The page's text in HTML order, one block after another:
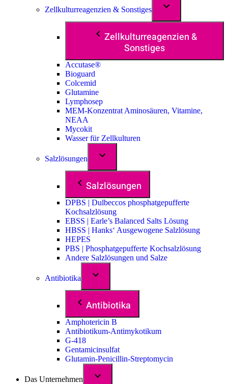
Zellkulturreagenzien & Sonstiges
Zellkulturreagenzien &
Sonstiges
Accutase®
Bioguard
Colcemid
Glutamine
Lymphosep
MEM-Konzentrat Aminosäuren, Vitamine,
NEAA
Mycokit
Wasser für Zellkulturen
Salzlösungen
Salzlösungen
DPBS | Dulbeccos phosphatgepufferte
Kochsalzlösung
EBSS | Earle’s Balanced Salts Lösung
HBSS | Hanks‘ Ausgewogene Salzlösung
HEPES
PBS | Phosphatgepufferte Kochsalzlösung
Andere Salzlösungen und Salze
Antibiotika
Antibiotika
Amphotericin B
Antibiotikum-Antimykotikum
G-418
Gentamicinsulfat
Glutamin-Penicillin-Streptomycin
Das Unternehmen